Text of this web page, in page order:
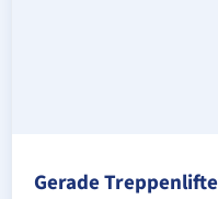
Gerade Treppenlifte